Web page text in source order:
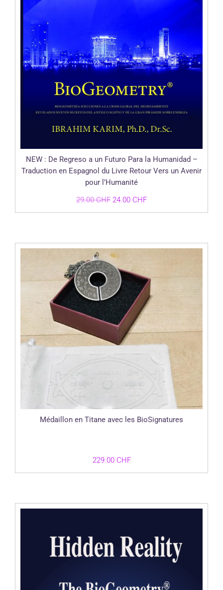
NEW : De Regreso a un Futuro Para la Humanidad –
Traduction en Espagnol du Livre Retour Vers un Avenir
pour l’Humanité
29.00CHF Le
prix
29.00 CHF.
24.00 CHFLe
prix
24.00 CHF.
Médaillon en Titane avec les BioSignatures
229.00 CHF